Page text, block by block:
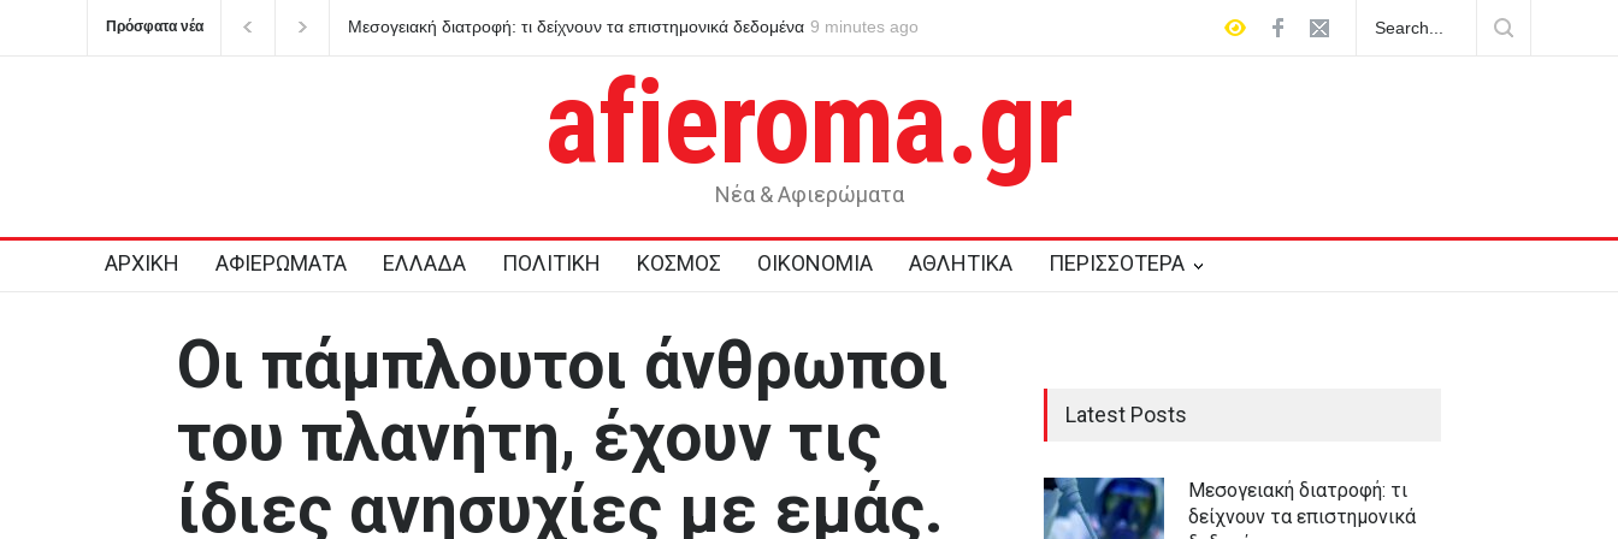
Πρόσφατα νέα Ενεργειακή κλάση κτιρίου: τι σημαίνει στην πράξη
Η Ιαπωνία θωρακίζεται με αυτοματοποιημένη ασπίδα 400
Μεσογειακή διατροφή: τι δείχνουν τα
11 minutes ago
afieroma.gr
Νέα & Αφιερώματα
ΑΡΧΙΚΗ ΑΦΙΕΡΩΜΑΤΑ ΕΛΛΑΔΑ ΠΟΛΙΤΙΚΗ ΚΟΣΜΟΣ ΟΙΚΟΝΟΜΙΑ ΑΘΛΗΤΙΚΑ ΠΕΡΙΣΣΟΤΕΡΑ
Oι πάμπλουτοι άνθρωποι
του πλανήτη, έχουν τις
ίδιες ανησυχίες με εμάς.
Latest Posts
Μεσογειακή διατροφή: τι
δείχνουν τα επιστημονικά